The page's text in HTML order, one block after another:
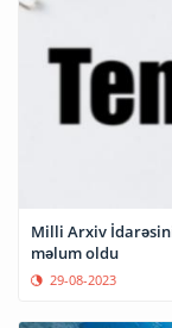
Milli Arxiv
məlum oldu
29-08-2023